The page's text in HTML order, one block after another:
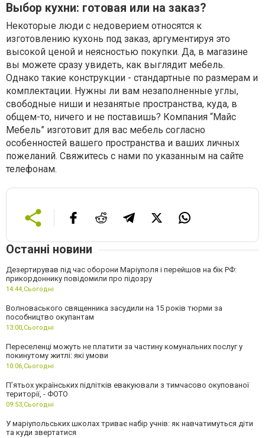
Выбор кухни: готовая или на заказ?
Некоторые люди с недоверием относятся к
изготовлению кухонь под заказ, аргументируя это
высокой ценой и неясностью покупки. Да, в магазине
вы можете сразу увидеть, как выглядит мебель.
Однако такие конструкции - стандартные по размерам и
комплектации. Нужны ли вам незаполненные углы,
свободные ниши и незанятые пространства, куда, в
общем-то, ничего и не поставишь? Компания “Майс
Мебель” изготовит для вас мебель согласно
особенностей вашего пространства и ваших личных
пожеланий. Свяжитесь с нами по указанным на сайте
телефонам.
Останні новини
Дезертирував під час оборони Маріуполя і перейшов на бік РФ:
прикордоннику повідомили про підозру
14:44, Сьогодні
Волноваського священника засудили на 15 років тюрми за
пособництво окупантам
13:00, Сьогодні
Переселенці можуть не платити за частину комунальних послуг у
покинутому житлі: які умови
10:06, Сьогодні
П’ятьох українських підлітків евакуювали з тимчасово окупованої
території, - ФОТО
09:53, Сьогодні
У маріупольських школах триває набір учнів: як навчатимуться діти
та куди звертатися